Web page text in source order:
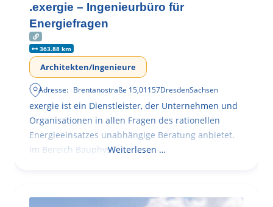
.exergie – Ingenieurbüro für
Energiefragen
363.88 km
Architekten/Ingenieure
Adresse: Brentanostraße 15,01157DresdenSachsen
exergie ist ein Dienstleister, der Unternehmen und
Organisationen in allen Fragen des rationellen
Energieeinsatzes unabhängige Beratung anbietet.
Im Bereich BauphysikWeiterlesen …